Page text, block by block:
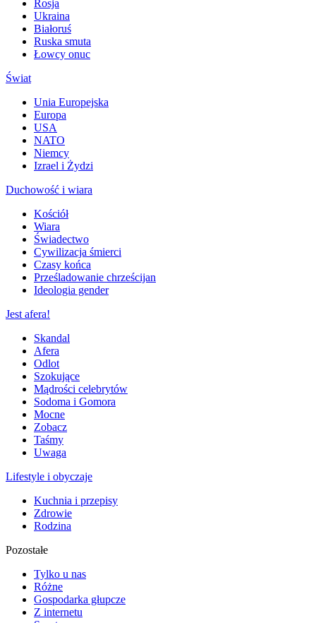
Rosja
Ukraina
Białoruś
Ruska smuta
Łowcy onuc
Świat
Unia Europejska
Europa
USA
NATO
Niemcy
Izrael i Żydzi
Duchowość i wiara
Kościół
Wiara
Świadectwo
Cywilizacja śmierci
Czasy końca
Prześladowanie chrześcijan
Ideologia gender
Jest afera!
Skandal
Afera
Odlot
Szokujące
Mądrości celebrytów
Sodoma i Gomora
Mocne
Zobacz
Taśmy
Uwaga
Lifestyle i obyczaje
Kuchnia i przepisy
Zdrowie
Rodzina
Pozostałe
Tylko u nas
Różne
Gospodarka głupcze
Z internetu